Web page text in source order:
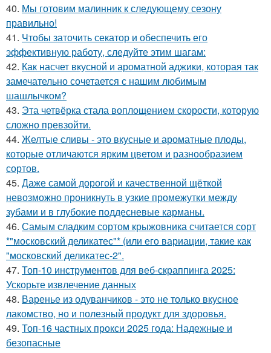
40. Мы готовим малинник к следующему сезону
правильно!
41. Чтобы заточить секатор и обеспечить его
эффективную работу, следуйте этим шагам:
42. Как насчет вкусной и ароматной аджики, которая так
замечательно сочетается с нашим любимым
шашлычком?
43. Эта четвёрка стала воплощением скорости, которую
сложно превзойти.
44. Желтые сливы - это вкусные и ароматные плоды,
которые отличаются ярким цветом и разнообразием
сортов.
45. Даже самой дорогой и качественной щёткой
невозможно проникнуть в узкие промежутки между
зубами и в глубокие поддесневые карманы.
46. Самым сладким сортом крыжовника считается сорт
*"московский деликатес"* (или его вариации, такие как
"московский деликатес-2".
47. Топ-10 инструментов для веб-скраппинга 2025:
Ускорьте извлечение данных
48. Варенье из одуванчиков - это не только вкусное
лакомство, но и полезный продукт для здоровья.
49. Топ-16 частных прокси 2025 года: Надежные и
безопасные